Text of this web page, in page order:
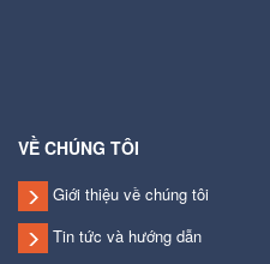
VỀ CHÚNG TÔI
Giới thiệu về chúng tôi
Tin tức và hướng dẫn